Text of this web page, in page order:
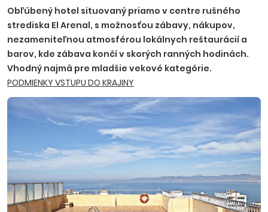
Obľúbený hotel situovaný priamo v centre rušného
strediska El Arenal, s možnosťou zábavy, nákupov,
nezameniteľnou atmosférou lokálnych reštaurácií a
barov, kde zábava končí v skorých ranných hodinách.
Vhodný najmä pre mladšie vekové kategórie.
PODMIENKY VSTUPU DO KRAJINY